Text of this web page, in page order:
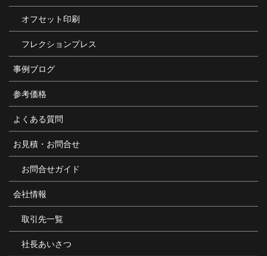
オフセット印刷
フレクションプレス
事例ブログ
参考価格
よくある質問
お見積・お問合せ
お問合せガイド
会社情報
取引先一覧
社長あいさつ